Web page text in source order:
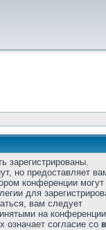
зарегистрированы.
но предоставляет
конференции
для
вам следует
на
означает согласие со